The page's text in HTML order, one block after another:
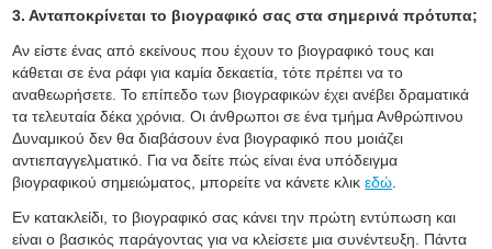
3. Ανταποκρίνεται το βιογραφικό σας στα σημερινά πρότυπα;
Αν είστε ένας από εκείνους που έχουν το βιογραφικό τους και
κάθεται σε ένα ράφι για καμία δεκαετία, τότε πρέπει να το
αναθεωρήσετε. Το επίπεδο των βιογραφικών έχει ανέβει δραματικά
τα τελευταία δέκα χρόνια. Οι άνθρωποι σε ένα τμήμα Ανθρώπινου
Δυναμικού δεν θα διαβάσουν ένα βιογραφικό που μοιάζει
αντιεπαγγελματικό. Για να δείτε πώς είναι ένα υπόδειγμα
βιογραφικού σημειώματος, μπορείτε να κάνετε κλικεδώ
Εν κατακλείδι, το βιογραφικό σας κάνει την πρώτη εντύπωση και
είναι ο βασικός παράγοντας για να κλείσετε μια συνέντευξη. Πάντα